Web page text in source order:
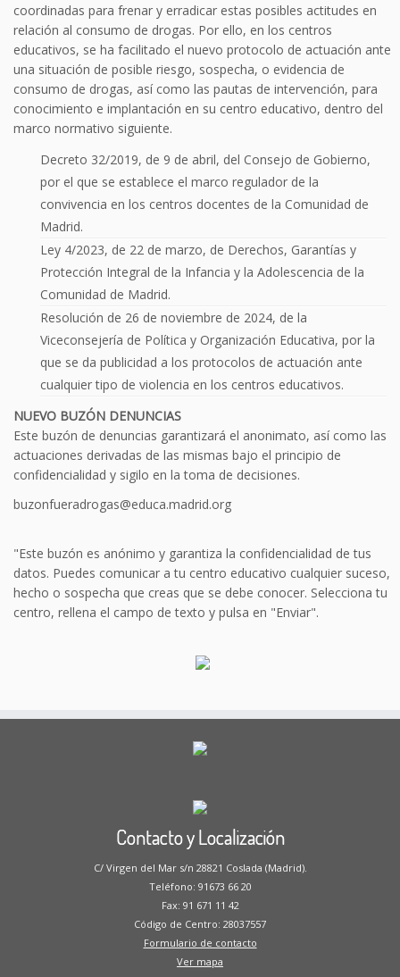
coordinadas para frenar y erradicar estas posibles actitudes en
relación al consumo de drogas. Por ello, en los centros
educativos, se ha facilitado el nuevo protocolo de actuación ante
una situación de posible riesgo, sospecha, o evidencia de
consumo de drogas, así como las pautas de intervención, para
conocimiento e implantación en su centro educativo, dentro del
marco normativo siguiente.
Decreto 32/2019, de 9 de abril, del Consejo de Gobierno,
por el que se establece el marco regulador de la
convivencia en los centros docentes de la Comunidad de
Madrid.
Ley 4/2023, de 22 de marzo, de Derechos, Garantías y
Protección Integral de la Infancia y la Adolescencia de la
Comunidad de Madrid.
Resolución de 26 de noviembre de 2024, de la
Viceconsejería de Política y Organización Educativa, por la
que se da publicidad a los protocolos de actuación ante
cualquier tipo de violencia en los centros educativos.
NUEVO BUZÓN DENUNCIAS
Este buzón de denuncias garantizará el anonimato, así como las
actuaciones derivadas de las mismas bajo el principio de
confidencialidad y sigilo en la toma de decisiones.
buzonfueradrogas@educa.madrid.org
"Este buzón es anónimo y garantiza la confidencialidad de tus
datos. Puedes comunicar a tu centro educativo cualquier suceso,
hecho o sospecha que creas que se debe conocer. Selecciona tu
centro, rellena el campo de texto y pulsa en "Enviar".
Contacto y Localización
C/ Virgen del Mar s/n 28821 Coslada (Madrid).
Teléfono: 91673 66 20
Fax: 91 671 11 42
Código de Centro: 28037557
Formulario de contacto
Ver mapa